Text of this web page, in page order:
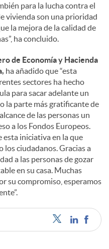
para la lucha contra el
vivienda son una prioridad
la mejora de la calidad de
ha concluido.
de Economía y Hacienda
ha añadido que “esta
sectores ha hecho
para sacar adelante un
la parte más gratificante de
de las personas un
a los Fondos Europeos.
esta iniciativa en la que
los ciudadanos. Gracias a
a las personas de gozar
en su casa. Muchas
su compromiso, esperamos